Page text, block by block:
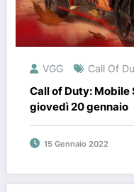
VGG Call Of
Call of Duty: Mobile
giovedì 20 gennaio
15 Gennaio 2022